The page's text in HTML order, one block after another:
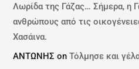
Λωρίδα της Γάζας… Σήμερα, η
ανθρώπους από τις
Χασάινα.
ΑΝΤΩΝΗΣ onΤόλμησε και